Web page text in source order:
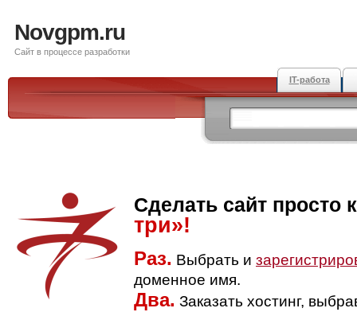
Novgpm.ru
Сайт в процессе разработки
IT-работа
Сделать сайт просто
три»!
Раз. Выбрать и
доменное имя.
Два. Заказать хостинг,